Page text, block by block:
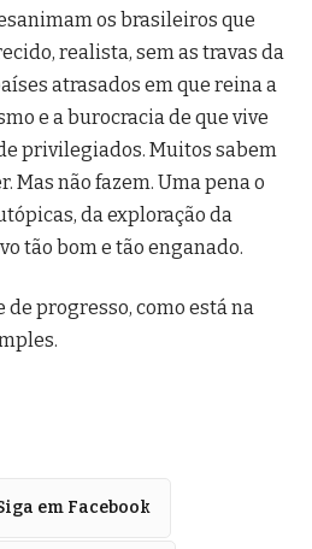
os brasileiros que
realista, sem as travas da
atrasados em que reina a
e a burocracia de que vive
privilegiados. Muitos sabem
Mas não fazem. Uma pena o
da exploração da
tão bom e tão enganado.
de progresso, como está na
em Facebook